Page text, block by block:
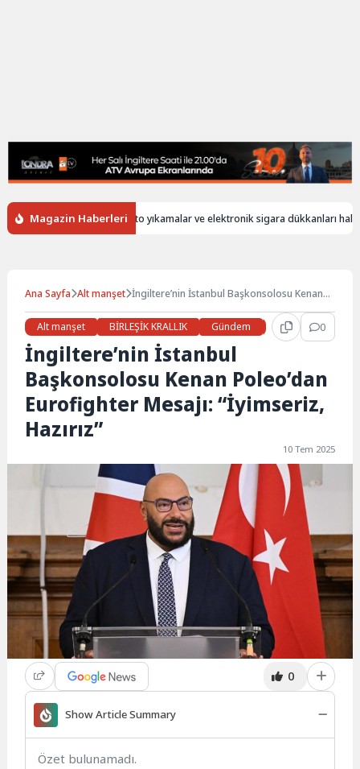
Magazin Haberleri
İngiltere’de oto yıkamalar ve elektronik sigara dükkanları hala
Ana Sayfa Alt manşet İngiltere’nin İstanbul Başkonsolosu Kenan
Hazırız”
Alt manşet BİRLEŞİK KRALLIK Gündem Haberler 0
İngiltere’nin İstanbul
Başkonsolosu Kenan Poleo’dan
Eurofighter Mesajı: “İyimseriz,
Hazırız”
10 Tem 2025
0
Show Article Summary
Özet bulunamadı.